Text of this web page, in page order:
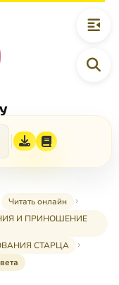
Читать онлайн
И ПРИНОШЕНИЕ
СТАРЦА